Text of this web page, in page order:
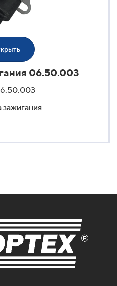
06.50.003
зажигания